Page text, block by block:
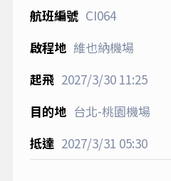
CI064
維也納機場
2027/3/3011:25
台北-桃園機場
2027/3/31 05:30